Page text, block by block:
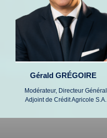
Gérald GRÉGOIRE
Modérateur, Directeur Général
Adjoint de Crédit Agricole S.A.